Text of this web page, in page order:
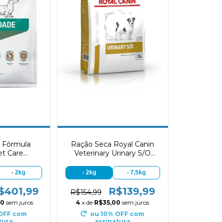
Fórmula
Care
- 2kg
sem juros
com
Ração Seca Royal Canin
Veterinary Urinary S/O
- 2kg - 7,5kg
R$154,99 R$139,99
4 x de R$35,00 sem juros
ou 10% OFF com